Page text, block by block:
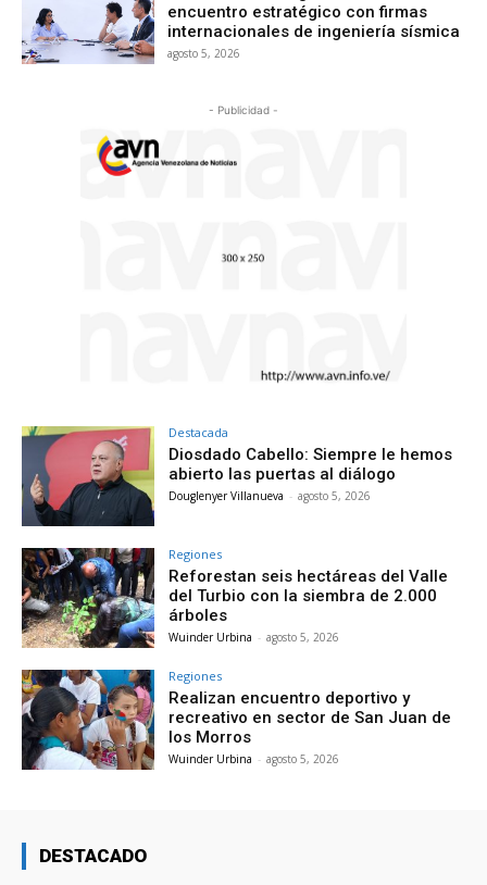
encuentro estratégico con firmas
internacionales de ingeniería sísmica
agosto 5, 2026
- Publicidad -
Destacada
Diosdado Cabello: Siempre le hemos
abierto las puertas al diálogo
Douglenyer Villanueva - agosto 5, 2026
Regiones
Reforestan seis hectáreas del Valle
del Turbio con la siembra de 2.000
árboles
Wuinder Urbina - agosto 5, 2026
Regiones
Realizan encuentro deportivo y
recreativo en sector de San Juan de
los Morros
Wuinder Urbina - agosto 5, 2026
DESTACADO